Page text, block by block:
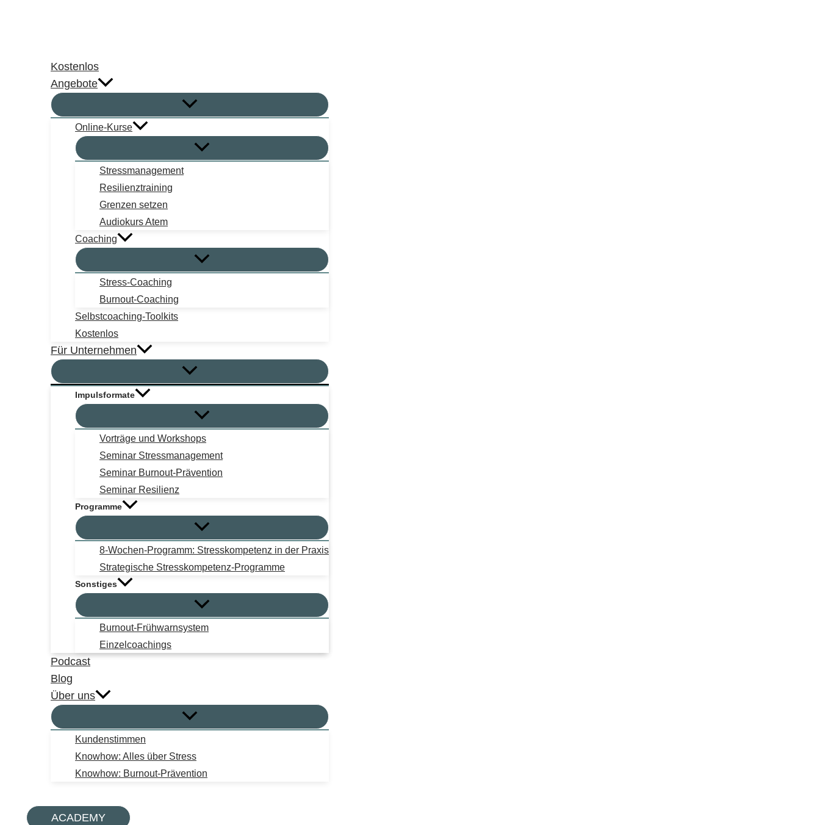
Kostenlos
Angebote
Online-Kurse
Stressmanagement
Resilienztraining
Grenzen setzen
Audiokurs Atem
Coaching
Stress-Coaching
Burnout-Coaching
Selbstcoaching-Toolkits
Kostenlos
Für Unternehmen
Impulsformate
Vorträge und Workshops
Seminar Stressmanagement
Seminar Burnout-Prävention
Seminar Resilienz
Programme
8-Wochen-Programm: Stresskompetenz in der Praxis
Strategische Stresskompetenz-Programme
Sonstiges
Burnout-Frühwarnsystem
Einzelcoachings
Podcast
Blog
Über uns
Kundenstimmen
Knowhow: Alles über Stress
Knowhow: Burnout-Prävention
ACADEMY